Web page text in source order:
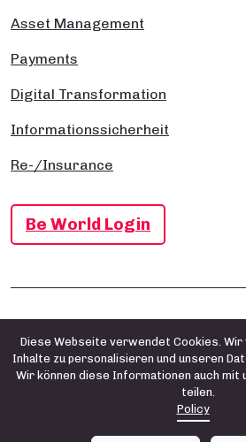
Asset Management
Payments
Digital Transformation
Informationssicherheit
Re-/Insurance
Be World Login
Diese Webseite verwendet Cookies. Wir
Inhalte zu personalisieren und unseren
Wir können diese Informationen auch mit
teilen.
Policy